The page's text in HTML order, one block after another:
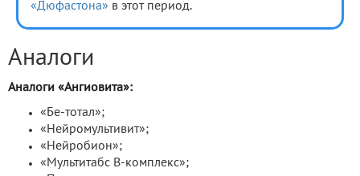
«Дюфастона» в этот период.
Аналоги
Аналоги «Ангиовита»:
«Бе-тотал»;
«Нейромультивит»;
«Нейробион»;
«Мультитабс В-комплекс»;